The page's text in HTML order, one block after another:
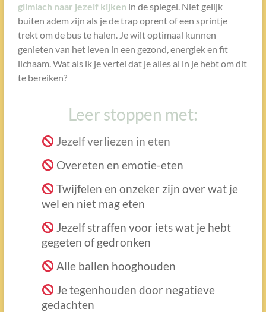
glimlach naar jezelf kijken in de spiegel. Niet gelijk
buiten adem zijn als je de trap oprent of een sprintje
trekt om de bus te halen. Je wilt optimaal kunnen
genieten van het leven in een gezond, energiek en fit
lichaam. Wat als ik je vertel dat je alles al in je hebt om dit
te bereiken?
Leer stoppen met:
Jezelf verliezen in eten
Overeten en emotie-eten
Twijfelen en onzeker zijn over wat je
wel en niet mag eten
Jezelf straffen voor iets wat je hebt
gegeten of gedronken
Alle ballen hooghouden
Je tegenhouden door negatieve
gedachten